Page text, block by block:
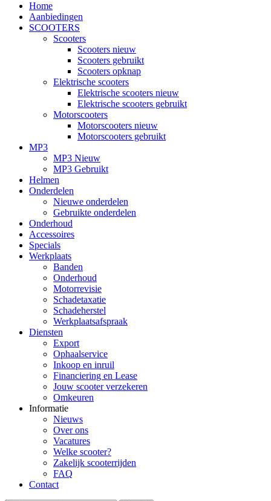
Home
Aanbiedingen
SCOOTERS
Scooters
Scooters nieuw
Scooters gebruikt
Scooters opknap
Elektrische scooters
Elektrische scooters nieuw
Elektrische scooters gebruikt
Motorscooters
Motorscooters nieuw
Motorscooters gebruikt
MP3
MP3 Nieuw
MP3 Gebruikt
Helmen
Onderdelen
Nieuwe onderdelen
Gebruikte onderdelen
Onderhoud
Accessoires
Specials
Werkplaats
Banden
Onderhoud
Motorrevisie
Schadetaxatie
Schadeherstel
Werkplaatsafspraak
Diensten
Export
Ophaalservice
Inkoop en inruil
Financiering en Lease
Jouw scooter verzekeren
Omkeuren
Informatie
Nieuws
Over ons
Vacatures
Welke scooter?
Zakelijk scooterrijden
FAQ
Contact